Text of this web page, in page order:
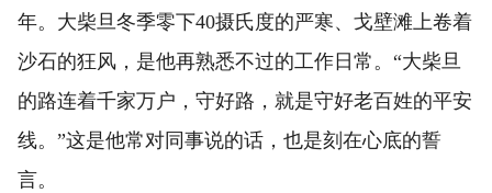
年。大柴旦冬季零下40摄氏度的严寒、戈壁滩上卷着
沙石的狂风，是他再熟悉不过的工作日常。“大柴旦
的路连着千家万户，守好路，就是守好老百姓的平安
线。”这是他常对同事说的话，也是刻在心底的誓
言。